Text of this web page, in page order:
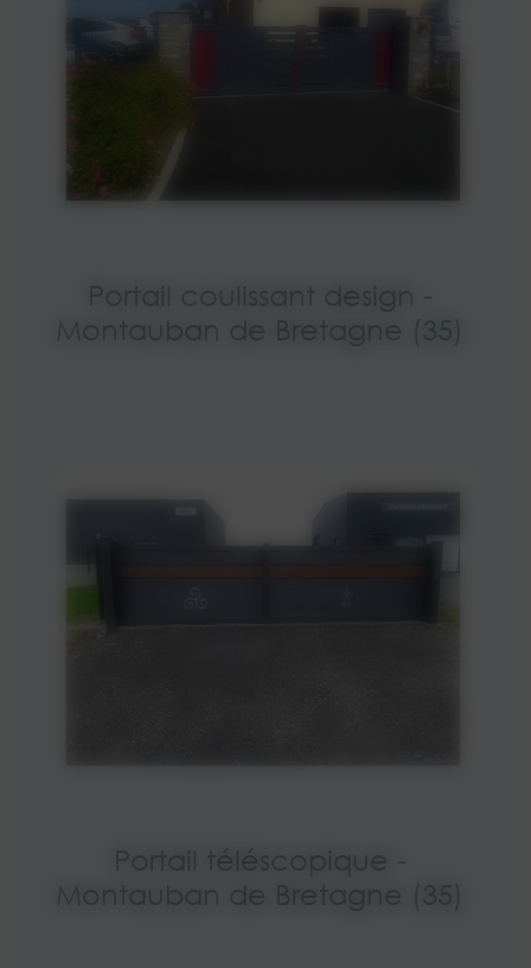
Portail coulissant design -
Montauban de Bretagne (35)
Portail téléscopique -
Montauban de Bretagne (35)